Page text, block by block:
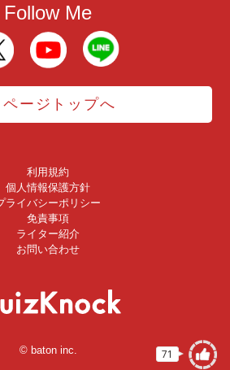
71
Follow Me
ページトップへ
利用規約
個人情報保護方針
ライバシーポリシー
免責事項
ライター紹介
お問い合わせ
© baton inc.